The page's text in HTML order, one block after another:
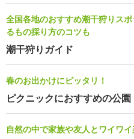
全国各地のおすすめ潮干狩りス
るもの採り方のコツも
潮干狩りガイド
春のお出かけにピッタリ！
ピクニックにおすすめの公園
自然の中で家族や友人とワイワイ